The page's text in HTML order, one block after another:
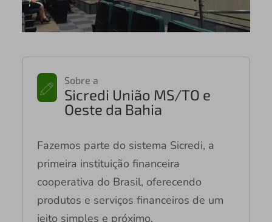
Sobre a
Sicredi União MS/TO e
Oeste da Bahia
Fazemos parte do sistema Sicredi, a
primeira instituição financeira
cooperativa do Brasil, oferecendo
produtos e serviços financeiros de um
jeito simples e próximo.